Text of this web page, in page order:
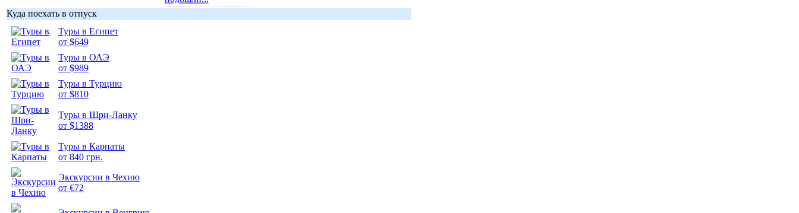
Куда поехать в отпуск
Туры в Египет
от $649
Туры в ОАЭ
от $989
Туры в Турцию
от $810
Туры в Шри-Ланку
от $1388
Туры в Карпаты
от 840 грн.
Экскурсии в Чехию
от €72